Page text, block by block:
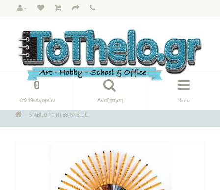
Menu
Αναζήτηση
0
Καλάθι Αγορών
STABILO POINT 88/57 BLUE